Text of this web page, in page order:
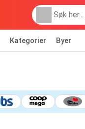
Kategorier Byer